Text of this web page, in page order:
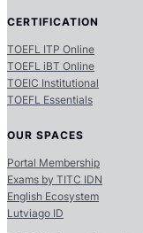
CERTIFICATION
TOEFL ITP Online
TOEFL iBT Online
TOEIC Institutional
TOEFL Essentials
OUR SPACES
Portal Membership
Exams by TITC IDN
English Ecosystem
Lutviago ID